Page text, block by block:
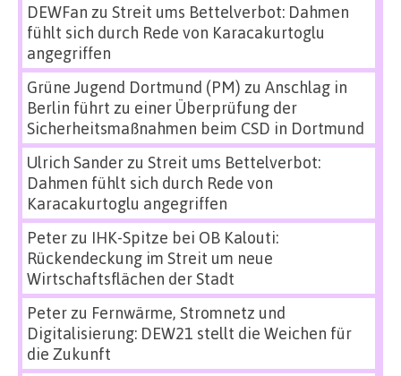
DEWFan zu Streit ums Bettelverbot: Dahmen
fühlt sich durch Rede von Karacakurtoglu
angegriffen
Grüne Jugend Dortmund (PM) zu Anschlag in
Berlin führt zu einer Überprüfung der
Sicherheitsmaßnahmen beim CSD in Dortmund
Ulrich Sanderzu Streit ums Bettelverbot:
Dahmen fühlt sich durch Rede von
Karacakurtoglu angegriffen
Peterzu IHK-Spitze bei OB Kalouti:
Rückendeckung im Streit um neue
Wirtschaftsflächen der Stadt
Peterzu Fernwärme, Stromnetz und
Digitalisierung: DEW21 stellt die Weichen für
die Zukunft